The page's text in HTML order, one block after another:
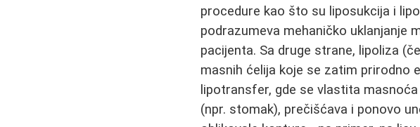
procedure kao što su liposukcija i
podrazumeva mehaničko uklanjanje
pacijenta. Sa druge strane, lipoliza
masnih ćelija koje se zatim prirodno
lipotransfer, gde se vlastita
(npr. stomak), prečišćava i ponovo